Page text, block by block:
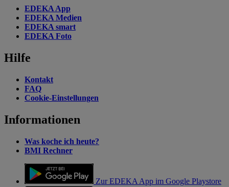
EDEKA App
EDEKA Medien
EDEKA smart
EDEKA Foto
Hilfe
Kontakt
FAQ
Cookie-Einstellungen
Informationen
Was koche ich heute?
BMI Rechner
Zur EDEKA App im Google Playstore